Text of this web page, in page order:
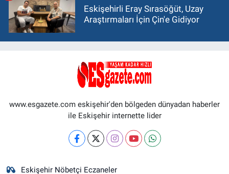
Eskişehirli Eray Sırasöğüt, Uzay
Araştırmaları İçin Çin'e Gidiyor
www.esgazete.com eskişehir'den bölgeden dünyadan haberler
ile Eskişehir internette lider
Eskişehir Nöbetçi Eczaneler